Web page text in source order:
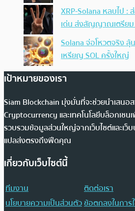
XRP-Solana หลบไป :
เด่น ส่งสัญญาณเตรีย
Solana จ่อโหวตจริง
เหรียญ SOL ครั้งใหญ่
เป้าหมายของเรา
Siam Blockchain มุ่งมั่นที่จะช่วยนำเสนอ
Cryptocurrency และเทคโนโลยีบล็อกเชน
รวบรวมข้อมูลส่วนใหญ่จากเว็บไซต์และเว็
แปลส่งตรงถึงฟีดคุณ
เกี่ยวกับเว็บไซต์นี้
ทีมงาน
ติดต่อเรา
นโยบายความเป็นส่วนตัวข้อตกลงในการ